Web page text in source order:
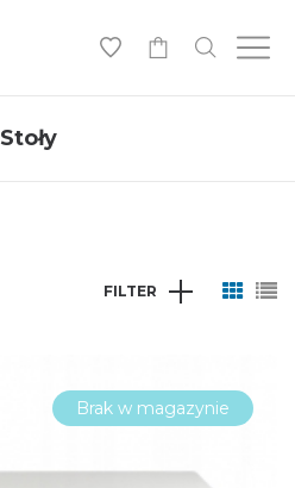
Stoły
FILTER
Brak w magazynie